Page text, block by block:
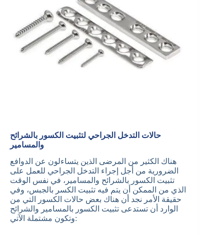
حالات التدخل الجراحي لتثبيت الكسور بالشرائح
والمسامير
هناك الكثير من المرضى الذين يتساءلون عن الدوافع
الضرورية من أجل إجراء التدخل الجراحي للعمل على
تثبيت الكسور بالشرائح والمسامير، في نفس الوقت
الذي من الممكن أن يتم فيه تثبيت الكسر بالجبس، وفي
حقيقة الأمر نجد أن هناك بعض حالات الكسور التي من
الوارد أن تستدعى تثبيت الكسور بالمسامير والشرائح
وتكون مشتملة الآتي: